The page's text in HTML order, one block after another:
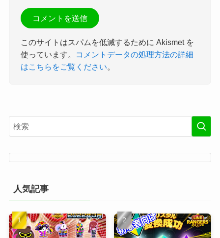
このサイトはスパムを低減するために Akismet を
使っています。
コメントデータの処理方法の詳細
はこちらをご覧ください。
人気記事